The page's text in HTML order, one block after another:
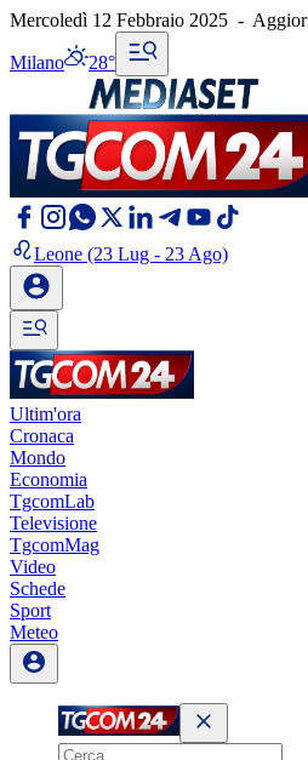
Mercoledì 12 Febbraio 2025 -
Milano 28°
Leone (23 Lug - 23 Ago)
Ultim'ora
Cronaca
Mondo
Economia
TgcomLab
Televisione
TgcomMag
Video
Schede
Sport
Meteo